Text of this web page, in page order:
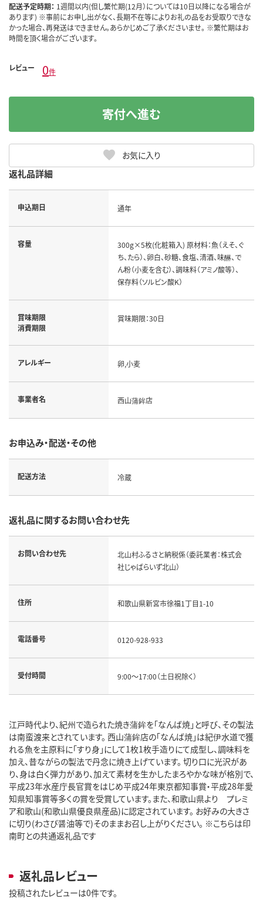
配送予定時期： 1週間以内(但し繁忙期(12月）については10日以降になる場合が
あります) ※事前にお申し出がなく、長期不在等によりお礼の品をお受取りできな
かった場合、再発送はできません。あらかじめご了承くださいませ。 ※繁忙期はお
時間を頂く場合がございます。
レビュー 0件
お気に入り
寄付へ進む
返礼品詳細
申込期日 通年
容量
300g×5枚(化粧箱入) 原材料：魚（えそ、ぐ
ち、たら）、卵白、砂糖、食塩、清酒、味醂、で
ん粉（小麦を含む）、調味料（アミノ酸等）、
保存料（ソルビン酸K）
賞味期限
消費期限
賞味期限：30日
アレルギー 卵,小麦
事業者名 西山蒲鉾店
お申込み・配送・その他
配送方法 冷蔵
返礼品に関するお問い合わせ先
お問い合わせ先
北山村ふるさと納税係（委託業者：株式会
社じゃばらいず北山）
住所 和歌山県新宮市徐福1丁目1-10
電話番号 0120-928-933
受付時間 9:00～17:00（土日祝除く）
江戸時代より、紀州で造られた焼き蒲鉾を「なんば焼」と呼び、その製法
は南蛮渡来とされています。 西山蒲鉾店の「なんば焼」は紀伊水道で獲
れる魚を主原料に「すり身」にして1枚1枚手造りにて成型し、調味料を
加え、昔ながらの製法で丹念に焼き上げています。 切り口に光沢があ
り、身は白く弾力があり、加えて素材を生かしたまろやかな味が格別で、
平成23年水産庁長官賞をはじめ平成24年東京都知事賞・平成28年愛
知県知事賞等多くの賞を受賞しています。また、和歌山県より プレミ
ア和歌山(和歌山県優良県産品)に認定されています。 お好みの大きさ
に切り(わさび醤油等で)そのままお召し上がりください。 ※こちらは印
南町との共通返礼品です
返礼品レビュー
投稿されたレビューは0件です。